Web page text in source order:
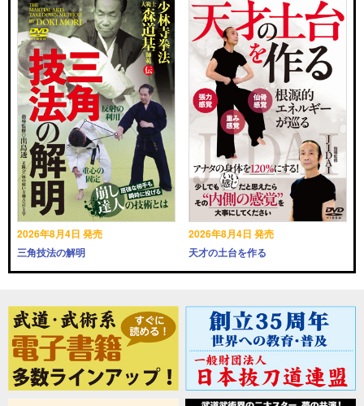
2026年8月4日 発売
三角技法の解明
2026年8月4日 発売
天才の土台を作る